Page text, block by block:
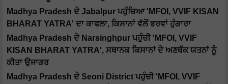
Madhya Pradesh ਦੇ Jabalpur ਪਹੁੰਚਿਆ 'MFOI, VVIF KISAN
BHARAT YATRA' ਦਾ ਕਾਫਲਾ, ਕਿਸਾਨਾਂ ਵੱਲੋਂ ਭਰਵਾਂ ਹੁੰਗਾਰਾ
Madhya Pradesh ਦੇ Narsinghpur ਪਹੁੰਚੀ 'MFOI, VVIF
KISAN BHARAT YATRA', ਸਥਾਨਕ ਕਿਸਾਨਾਂ ਦੇ ਅਣਥੱਕ ਯਤਨਾਂ ਨੂੰ
ਕੀਤਾ ਉਜਾਗਰ
Madhya Pradesh ਦੇ Seoni District ਪਹੁੰਚੀ 'MFOI, VVIF